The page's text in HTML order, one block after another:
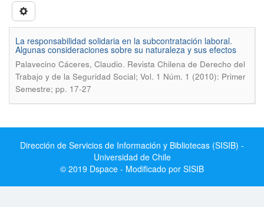
La responsabilidad solidaria en la subcontratación laboral.
Algunas consideraciones sobre su naturaleza y sus efectos
Palavecino Cáceres, Claudio. Revista Chilena de Derecho del
Trabajo y de la Seguridad Social; Vol. 1 Núm. 1 (2010): Primer
Semestre; pp. 17-27
Dirección de Servicios de Información y Bibliotecas (SISIB) -
Universidad de Chile
© 2019 Dspace - Modificado por SISIB